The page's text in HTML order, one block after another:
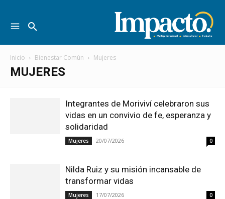
Inicio Bienestar Común Mujeres
MUJERES
Integrantes de Moriviví celebraron sus
vidas en un convivio de fe, esperanza y
solidaridad
Mujeres 20/07/2026 0
Nilda Ruiz y su misión incansable de
transformar vidas
Mujeres 17/07/2026 0